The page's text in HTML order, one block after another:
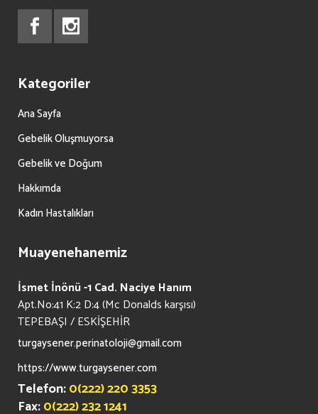
Kategoriler
Ana Sayfa
Gebelik Oluşmuyorsa
Gebelik ve Doğum
Hakkımda
Kadın Hastalıkları
Muayenehanemiz
İsmet İnönü -1 Cad. Naciye Hanım
Apt.No:41 K:2 D:4 (Mc Donalds karşısı)
TEPEBAŞI / ESKİŞEHİR
turgaysener.perinatoloji@gmail.com
https://www.turgaysener.com
Telefon:0(222) 220 3353
Fax:0(222) 232 1241